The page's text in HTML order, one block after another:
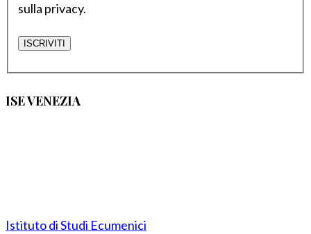
sulla privacy.
ISE VENEZIA
Istituto di Studi Ecumenici